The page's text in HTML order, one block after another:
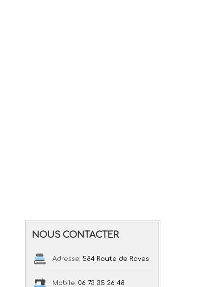
NOUS CONTACTER
Adresse: 584 Route de Raves
Mobile: 06 73 35 26 48